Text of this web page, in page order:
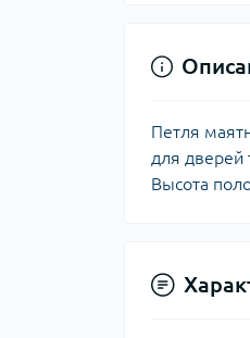
Петля
для дверей
Высота